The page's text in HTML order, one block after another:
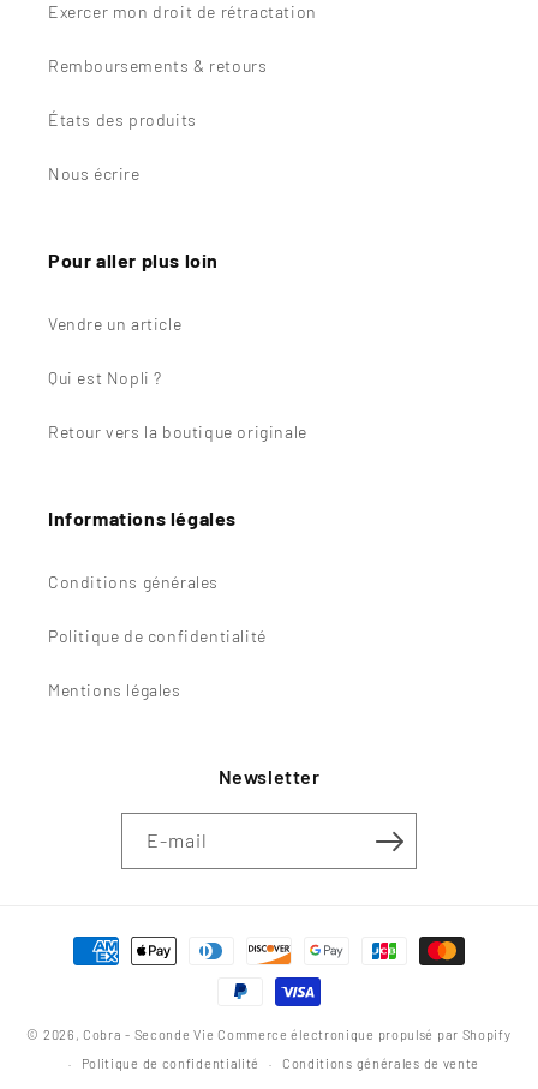
Exercer mon droit de rétractation
Remboursements & retours
États des produits
Nous écrire
Pour aller plus loin
Vendre un article
Qui est Nopli ?
Retour vers la boutique originale
Informations légales
Conditions générales
Politique de confidentialité
Mentions légales
Newsletter
E-mail
Moyens
© 2026, Cobra - Seconde Vie Commerce électronique propulsé par Shopify
Politique de confidentialité
Conditions générales de vente